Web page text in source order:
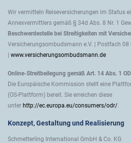
Wir vermitteln Reiseversicherungen im Status
Annexvermittlers gemäß § 34d Abs. 8 Nr. 1
Beschwerdestelle bei Streitigkeiten mit
Versicherungsombudsmann e.V. | Postfach 08
| www.versicherungsombudsmann.de
Online-Streitbeilegung gemäß Art. 14 Abs. 1
Die Europäische Kommission stellt eine
(OS-Plattform) bereit. Sie erreichen diese
unterhttp://ec.europa.eu/consumers/odr/
Konzept, Gestaltung und Realisierung
Schmetterling International GmbH & Co. KG